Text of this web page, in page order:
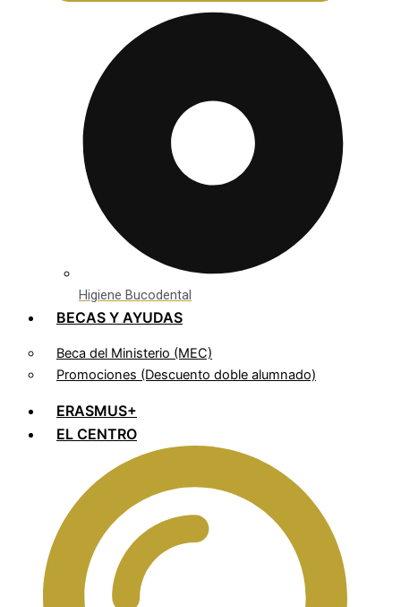
Higiene Bucodental
BECAS Y AYUDAS
Beca del Ministerio (MEC)
Promociones (Descuento doble alumnado)
ERASMUS+
EL CENTRO